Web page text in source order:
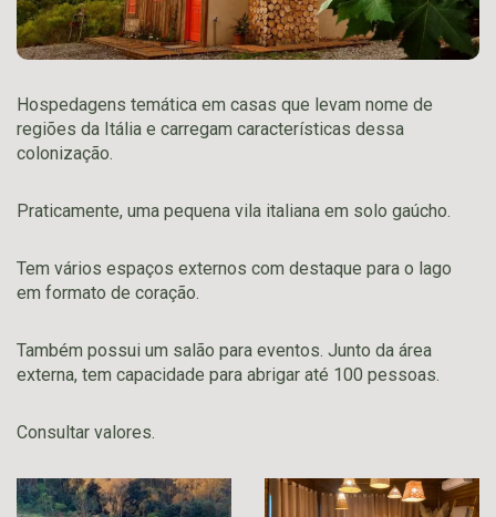
Hospedagens temática em casas que levam nome de
regiões da Itália e carregam características dessa
colonização.
Praticamente, uma pequena vila italiana em solo gaúcho.
Tem vários espaços externos com destaque para o lago
em formato de coração.
Também possui um salão para eventos. Junto da área
externa, tem capacidade para abrigar até 100 pessoas.
Consultar valores.